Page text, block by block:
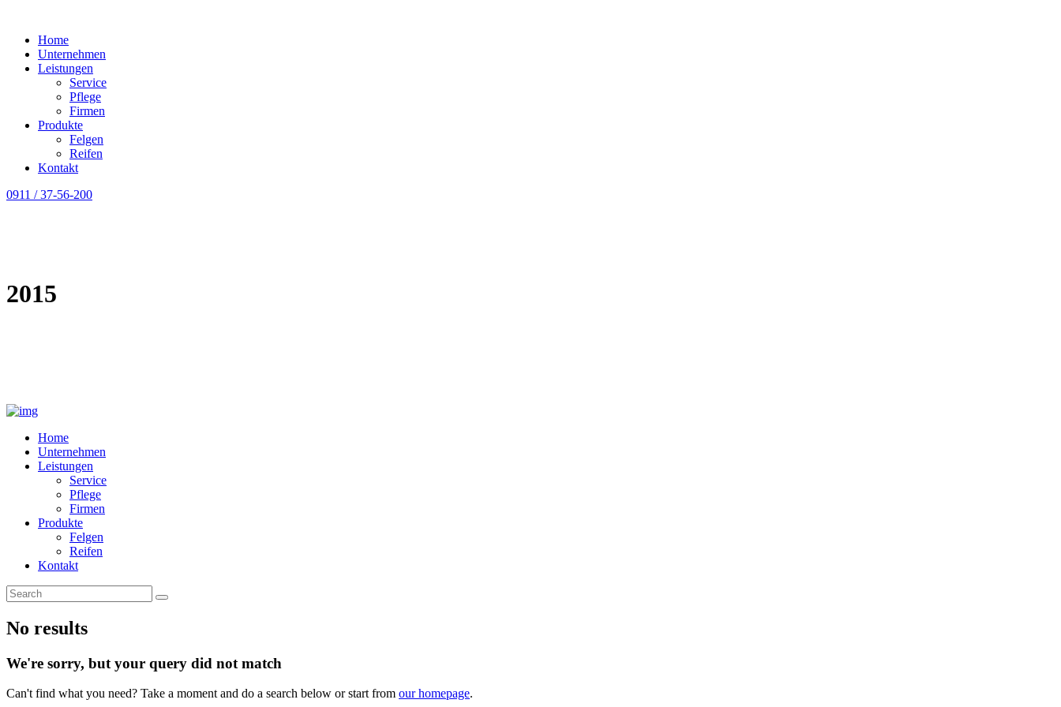
Home
Unternehmen
Leistungen
Service
Pflege
Firmen
Produkte
Felgen
Reifen
Kontakt
0911 / 37-56-200
2015
Home
Unternehmen
Leistungen
Service
Pflege
Firmen
Produkte
Felgen
Reifen
Kontakt
No results
We're sorry, but your query did not match
Can't find what you need? Take a moment and do a search below or start from our homepage.